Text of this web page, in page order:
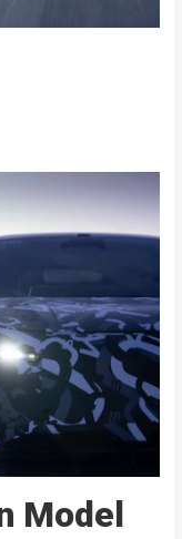
Model